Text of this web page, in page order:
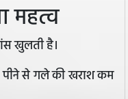
महत्व
खुलती है।
पीने से गले की खराश कम